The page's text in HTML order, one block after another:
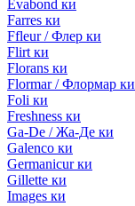
Evabond ки
Farres ки
Ffleur / Флер ки
Flirt ки
Florans ки
Flormar / Флормар ки
Foli ки
Freshness ки
Ga-De / Жа-Де ки
Galenco ки
Germanicur ки
Gillette ки
Images ки